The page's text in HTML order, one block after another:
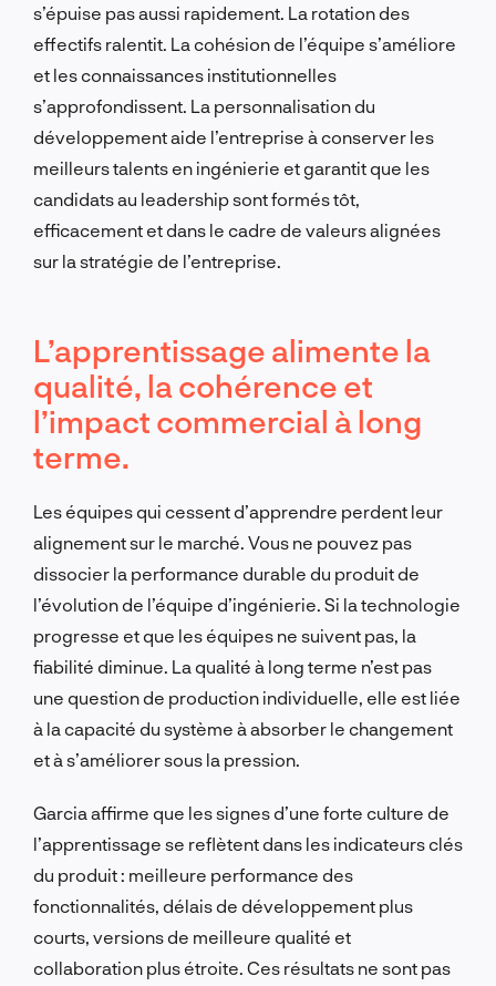
s’épuise pas aussi rapidement. La rotation des
effectifs ralentit. La cohésion de l’équipe s’améliore
et les connaissances institutionnelles
s’approfondissent. La personnalisation du
développement aide l’entreprise à conserver les
meilleurs talents en ingénierie et garantit que les
candidats au leadership sont formés tôt,
efficacement et dans le cadre de valeurs alignées
sur la stratégie de l’entreprise.
L’apprentissage alimente la
qualité, la cohérence et
l’impact commercial à long
terme.
Les équipes qui cessent d’apprendre perdent leur
alignement sur le marché. Vous ne pouvez pas
dissocier la performance durable du produit de
l’évolution de l’équipe d’ingénierie. Si la technologie
progresse et que les équipes ne suivent pas, la
fiabilité diminue. La qualité à long terme n’est pas
une question de production individuelle, elle est liée
à la capacité du système à absorber le changement
et à s’améliorer sous la pression.
Garcia affirme que les signes d’une forte culture de
l’apprentissage se reflètent dans les indicateurs clés
du produit : meilleure performance des
fonctionnalités, délais de développement plus
courts, versions de meilleure qualité et
collaboration plus étroite. Ces résultats ne sont pas